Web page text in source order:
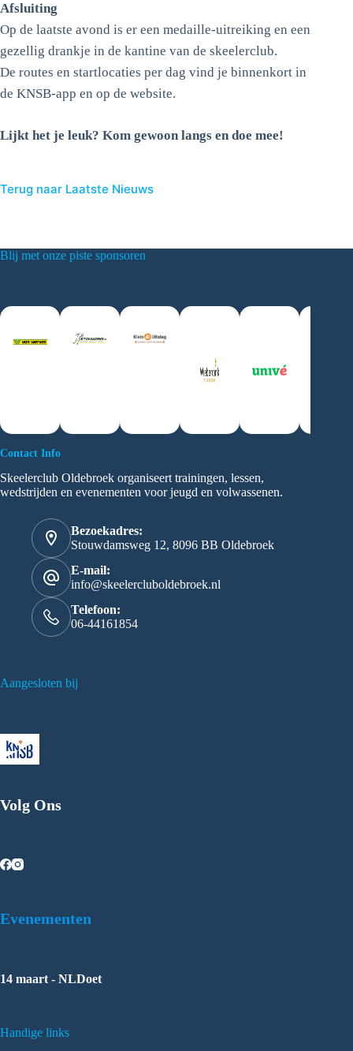
Afsluiting
Op de laatste avond is er een medaille-uitreiking en een
gezellig drankje in de kantine van de skeelerclub.
De routes en startlocaties per dag vind je binnenkort in
de KNSB-app en op de website.
Lijkt het je leuk? Kom gewoon langs en doe mee!
Terug naar Laatste Nieuws
Blij met onze piste sponsoren
Contact Info
Skeelerclub Oldebroek organiseert trainingen, lessen,
wedstrijden en evenementen voor jeugd en volwassenen.
Bezoekadres:
Stouwdamsweg 12, 8096 BB Oldebroek
E-mail:
info@skeelercluboldebroek.nl
Telefoon:
06-44161854
Aangesloten bij
Volg Ons
Evenementen
14 maart - NLDoet
Handige links